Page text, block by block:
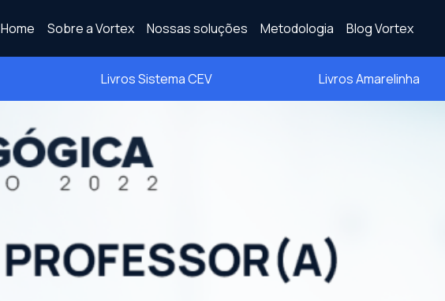
Home Sobre a Vortex Nossas soluções Metodologia Blog Vortex
Livros Sistema CEV Livros Amarelinha